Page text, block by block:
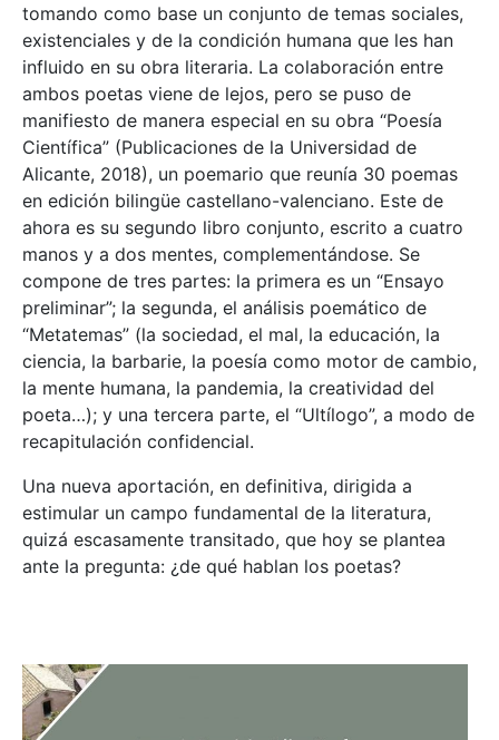
tomando como base un conjunto de temas sociales,
existenciales y de la condición humana que les han
influido en su obra literaria. La colaboración entre
ambos poetas viene de lejos, pero se puso de
manifiesto de manera especial en su obra “Poesía
Científica” (Publicaciones de la Universidad de
Alicante, 2018), un poemario que reunía 30 poemas
en edición bilingüe castellano-valenciano. Este de
ahora es su segundo libro conjunto, escrito a cuatro
manos y a dos mentes, complementándose. Se
compone de tres partes: la primera es un “Ensayo
preliminar”; la segunda, el análisis poemático de
“Metatemas” (la sociedad, el mal, la educación, la
ciencia, la barbarie, la poesía como motor de cambio,
la mente humana, la pandemia, la creatividad del
poeta…); y una tercera parte, el “Ultílogo”, a modo de
recapitulación confidencial.
Una nueva aportación, en definitiva, dirigida a
estimular un campo fundamental de la literatura,
quizá escasamente transitado, que hoy se plantea
ante la pregunta: ¿de qué hablan los poetas?